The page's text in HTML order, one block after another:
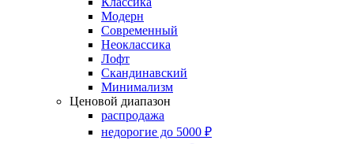
Модерн
Современный
Неоклассика
Лофт
Скандинавский
Минимализм
Ценовой диапазон
распродажа
недорогие до 5000 ₽